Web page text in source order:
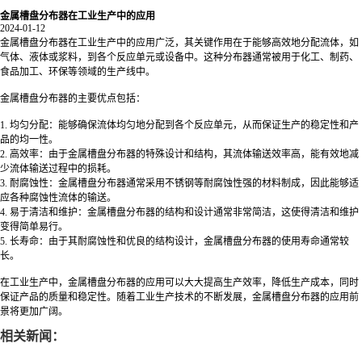
应用
金属槽盘分布器在工业生产中的应用
2024-01-12
金属槽盘分布器在工业生产中的应用广泛，其关键作用在于能够高效地分配流体，如
气体、液体或浆料，到各个反应单元或设备中。这种分布器通常被用于化工、制药、
食品加工、环保等领域的生产线中。
金属槽盘分布器的主要优点包括：
1. 均匀分配：能够确保流体均匀地分配到各个反应单元，从而保证生产的稳定性和产
品的均一性。
2. 高效率：由于金属槽盘分布器的特殊设计和结构，其流体输送效率高，能有效地减
少流体输送过程中的损耗。
3. 耐腐蚀性：金属槽盘分布器通常采用不锈钢等耐腐蚀性强的材料制成，因此能够适
应各种腐蚀性流体的输送。
4. 易于清洁和维护：金属槽盘分布器的结构和设计通常非常简洁，这使得清洁和维护
变得简单易行。
5. 长寿命：由于其耐腐蚀性和优良的结构设计，金属槽盘分布器的使用寿命通常较
长。
在工业生产中，金属槽盘分布器的应用可以大大提高生产效率，降低生产成本，同时
保证产品的质量和稳定性。随着工业生产技术的不断发展，金属槽盘分布器的应用前
景将更加广阔。
相关新闻：